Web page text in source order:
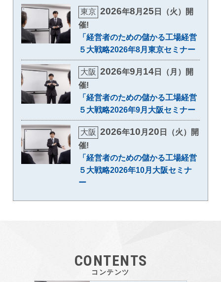
東京 2026年8月25 日（火）開
催!
「経営者のための儲かる工場経営
５大戦略2026年8月東京セミナー
大阪 2026年9月 14 日（月）開
催!
「経営者のための儲かる工場経営
５大戦略2026年9月大阪セミナー
大阪 2026年10月20 日（火）開
催!
「経営者のための儲かる工場経営
５大戦略2026年10月大阪セミナ
ー
CONTENTS
コンテンツ